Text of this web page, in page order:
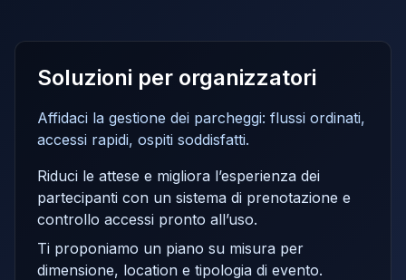
Soluzioni per organizzatori
Affidaci la gestione dei parcheggi: flussi ordinati,
accessi rapidi, ospiti soddisfatti.
Riduci le attese e migliora l’esperienza dei
partecipanti con un sistema di prenotazione e
controllo accessi pronto all’uso.
Ti proponiamo un piano su misura per
dimensione, location e tipologia di evento.